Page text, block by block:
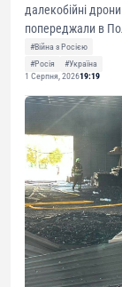
далекобійні
попереджали в
#Війна з Росією
#Росія
#Україна
1 Серпня, 202619:19